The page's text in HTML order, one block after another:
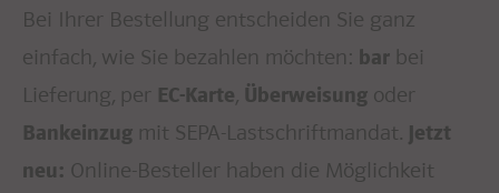
Bei Ihrer Bestellung entscheiden Sie ganz
einfach, wie Sie bezahlen möchten: bar bei
Lieferung, per EC-Karte, Überweisung oder
Bankeinzug mit SEPA-Lastschriftmandat. Jetzt
neu: Online-Besteller haben die Möglichkeit